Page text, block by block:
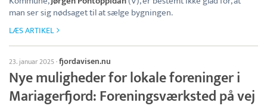
man ser sig nødsaget til at sælge bygningen.
LÆS ARTIKEL
23. januar 2025·fjordavisen.nu
Nye muligheder for lokale foreninger i
Mariagerfjord: Foreningsværksted på vej